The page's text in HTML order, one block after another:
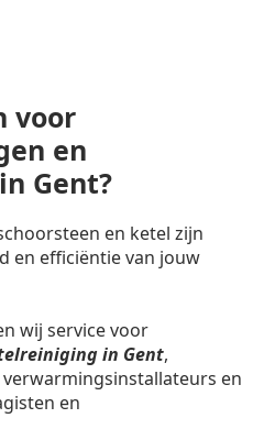
voor
en
Gent?
en ketel zijn
en efficiëntie van jouw
wij service voor
in Gent,
en
en